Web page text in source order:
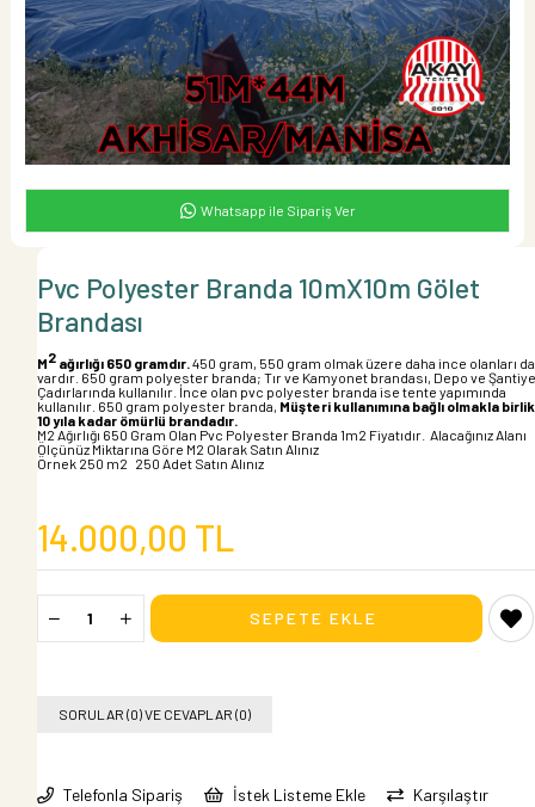
Whatsapp ile Sipariş Ver
Pvc Polyester Branda 10mX10m Gölet
Brandası
M2ağırlığı 650 gramdır.450 gram, 550 gram olmak üzere daha ince olanları da
vardır. 650 gram polyester branda; Tır ve Kamyonet brandası, Depo ve Şantiye
Çadırlarında kullanılır. İnce olan pvc polyester branda ise tente yapımında
kullanılır. 650 gram polyester branda, Müşteri kullanımına bağlı olmakla
10 yıla kadar ömürlü brandadır.
M2 Ağırlığı 650 Gram Olan Pvc Polyester Branda 1m2 Fiyatıdır. Alacağınız Alanı
Ölçünüz Miktarına Göre M2 Olarak Satın Alınız
Örnek 250 m2 250 Adet Satın Alınız
14.000,00 TL
SORULAR (0) VE CEVAPLAR (0)
Telefonla Sipariş İstek Listeme Ekle
Karşılaştır